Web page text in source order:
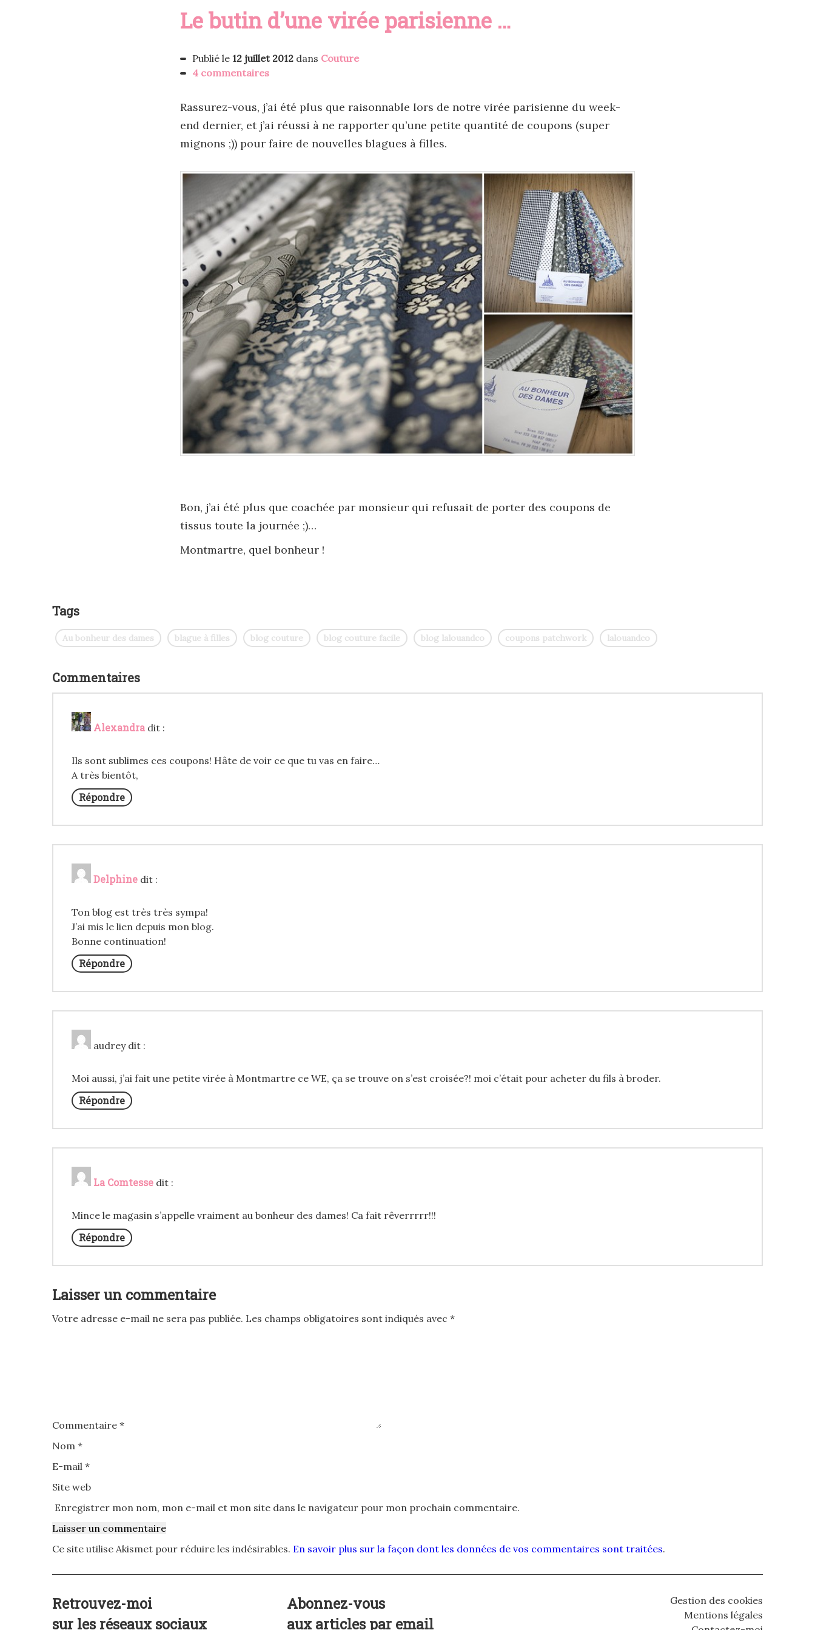
Le butin d’une virée parisienne …
Publié le 12 juillet 2012 dans Couture
4 commentaires
Rassurez-vous, j’ai été plus que raisonnable lors de notre virée parisienne du week-
end dernier, et j’ai réussi à ne rapporter qu’une petite quantité de coupons (super
mignons ;)) pour faire de nouvelles blagues à filles.
Bon, j’ai été plus que coachée par monsieur qui refusait de porter des coupons de
tissus toute la journée ;)…
Montmartre, quel bonheur !
Tags
Au bonheur des dames blague à filles blog couture blog couture facile blog lalouandco coupons patchwork lalouandco
Commentaires
Alexandra dit :
Ils sont sublimes ces coupons! Hâte de voir ce que tu vas en faire…
A très bientôt,
Répondre
Delphine dit :
Ton blog est très très sympa!
J’ai mis le lien depuis mon blog.
Bonne continuation!
Répondre
audrey dit :
Moi aussi, j’ai fait une petite virée à Montmartre ce WE, ça se trouve on s’est croisée?! moi c’était pour acheter du fils à broder.
Répondre
La Comtesse dit :
Mince le magasin s’appelle vraiment au bonheur des dames! Ca fait rêverrrrr!!!
Répondre
Laisser un commentaire
Votre adresse e-mail ne sera pas publiée. Les champs obligatoires sont indiqués avec *
Commentaire *
Nom *
E-mail *
Site web
Enregistrer mon nom, mon e-mail et mon site dans le navigateur pour mon prochain commentaire.
Ce site utilise Akismet pour réduire les indésirables. En savoir plus sur la façon dont les données de vos commentaires sont traitées.
Retrouvez-moi
sur les réseaux sociaux
Abonnez-vous
aux articles par email
Gestion des cookies
Mentions légales